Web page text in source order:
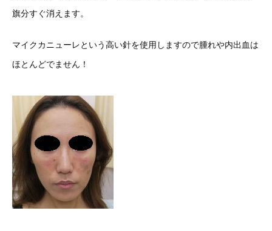
旗分すぐ消えます。
マイクカニューレという高い針を使用しますので腫れや内出血は
ほとんどでません！